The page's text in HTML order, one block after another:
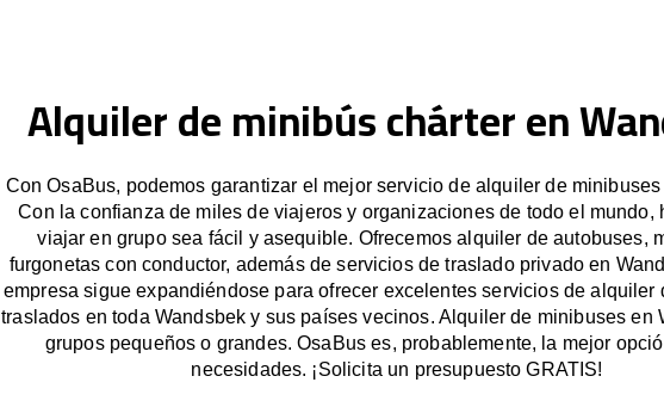
Alquiler de minibús chárter en
Con OsaBus, podemos garantizar el mejor servicio de alquiler de minibuses
Con la confianza de miles de viajeros y organizaciones de todo el mundo,
viajar en grupo sea fácil y asequible. Ofrecemos alquiler de autobuses,
furgonetas con conductor, además de servicios de traslado privado en
empresa sigue expandiéndose para ofrecer excelentes servicios de alquiler
traslados en toda Wandsbek y sus países vecinos. Alquiler de minibuses en
grupos pequeños o grandes. OsaBus es, probablemente, la mejor
necesidades. ¡Solicita un presupuesto GRATIS!